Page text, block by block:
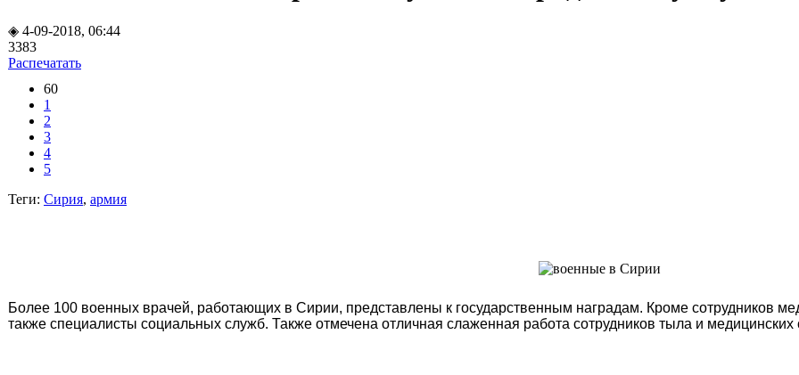
◈ 4-09-2018, 06:44
3383
Распечатать
60
1
2
3
4
5
Теги: Сирия, армия
Более 100 военных врачей, работающих в Сирии, представлены к государственным наградам. Кроме сотрудников
также специалисты социальных служб. Также отмечена отличная слаженная работа сотрудников тыла и медицинских